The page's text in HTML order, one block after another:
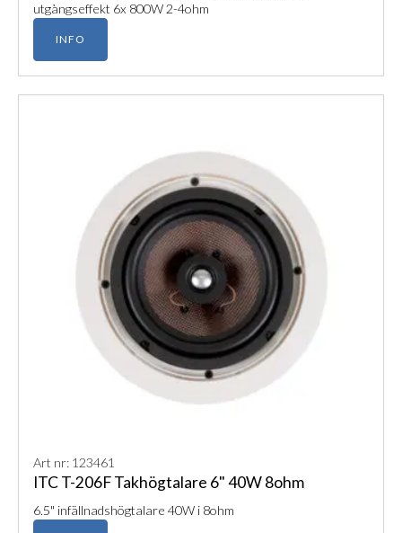
utgångseffekt 6x 800W 2-4ohm
INFO
Art nr: 123461
ITC T-206F Takhögtalare 6" 40W 8ohm
6.5" infällnadshögtalare 40W i 8ohm